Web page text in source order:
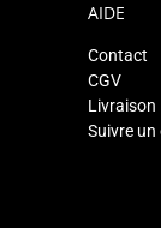
AIDE
Contact
CGV
Livraison
Suivre un